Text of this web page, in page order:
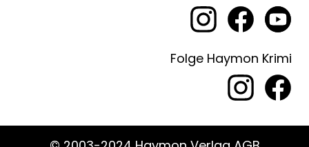
Folge Haymon Krimi